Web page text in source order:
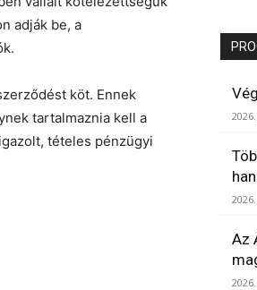
adják be, a
köt. Ennek
tartalmaznia kell a
tételes pénzügyi
Az